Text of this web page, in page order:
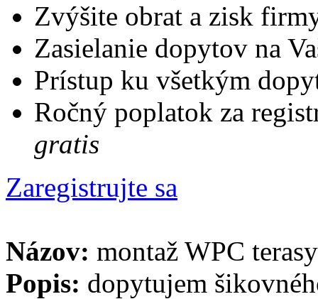
Zvýšite obrat a zisk
Zasielanie dopytov na
Prístup ku všetkým
Ročný poplatok za
gratis
Zaregistrujte sa
Názov: montaž WPC terasy
Popis: dopytujem